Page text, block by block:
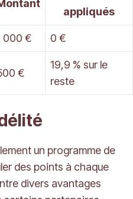
appliqués
000 € 0 €
€
19,9 % sur le
reste
un programme de
des points à chaque
divers avantages